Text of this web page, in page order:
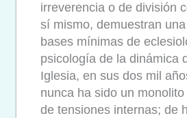
irreverencia o de división
sí mismo, demuestran
bases mínimas de
psicología de la dinámica
Iglesia, en sus dos mil
nunca ha sido un
de tensiones internas; de